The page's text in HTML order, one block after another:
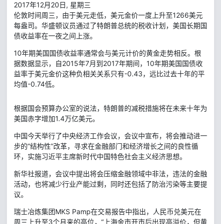
2017年12月20日, 星期三
伦敦时间周三，由于美元走低，美元金价一度上升至1266美元
每盎司。华盛顿议员通过了特朗普总统的税收计划，美国长期国
债收益率在一夜之间上涨。
10年期美国国债收益率通常会与美元计价的黄金走势相反。根
据数据显示，自2015年7月到2017年期间，10年期美国国债收
益率于美元金价这种负相关关系只有-0.43，远比过去十年的平
均值-0.74低。
根据国会预算办公室的说法，特朗普的减税措施将在未来十年为
美国赤字增加1.4万亿美元。
中国今天举行了中央经济工作会议，会议中宣布，将会推动进一
步的“结构性”改革，寻求在金融部门和经济增长之间的良性循
环，实施习近平主席新时代中国特色社会主义经济思想。
新华社报道，会议中提出将会压缩金融领域中非法，违法的金融
活动，也将减少行业产能过剩，同时还包括了防治污染等主要提
议。
瑞士冶炼集团MKS Pamp在交易报告中指出，人民币兑美元在
周三上升至3个月来的高位，“上海金市开市后出现高溢价，但黄